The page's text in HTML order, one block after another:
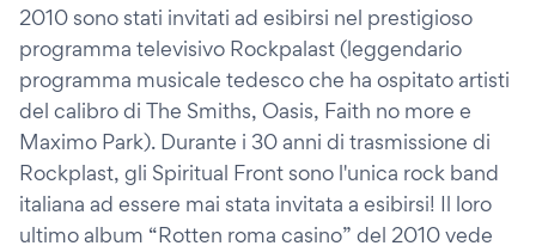
2010 sono stati invitati ad esibirsi nel prestigioso
programma televisivo Rockpalast (leggendario
programma musicale tedesco che ha ospitato artisti
del calibro di The Smiths, Oasis, Faith no more e
Maximo Park). Durante i 30 anni di trasmissione di
Rockplast, gli Spiritual Front sono l'unica rock band
italiana ad essere mai stata invitata a esibirsi! Il loro
ultimo album “Rotten roma casino” del 2010 vede